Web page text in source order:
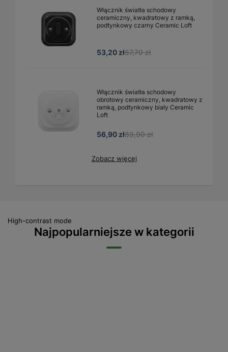
Włącznik światła schodowy
ceramiczny, kwadratowy z ramką,
podtynkowy czarny Ceramic Loft
53,20 zł87,70 zł
Włącznik światła schodowy
obrotowy ceramiczny, kwadratowy z
ramką, podtynkowy biały Ceramic
Loft
56,90 zł89,90 zł
Zobacz więcej
High-contrast mode
Najpopularniejsze w kategorii